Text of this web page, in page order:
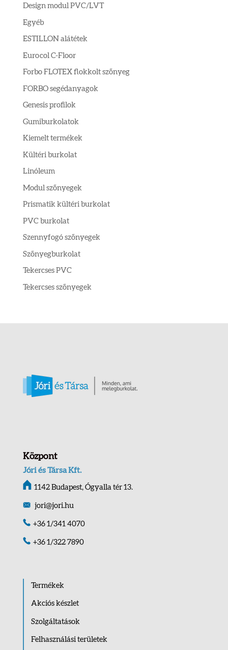
Design modul PVC/LVT
Egyéb
ESTILLON alátétek
Eurocol C-Floor
Forbo FLOTEX flokkolt szőnyeg
FORBO segédanyagok
Genesis profilok
Gumiburkolatok
Kiemelt termékek
Kültéri burkolat
Linóleum
Modul szőnyegek
Prismatik kültéri burkolat
PVC burkolat
Szennyfogó szőnyegek
Szőnyegburkolat
Tekercses PVC
Tekercses szőnyegek
Központ
Jóri és Társa Kft.
1142 Budapest, Ógyalla tér 13.
jori@jori.hu
+36 1/341 4070
+36 1/322 7890
Termékek
Akciós készlet
Szolgáltatások
Felhasználási területek